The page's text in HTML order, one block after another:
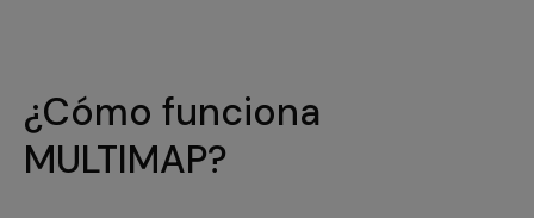
¿Cómo funciona
MULTIMAP?